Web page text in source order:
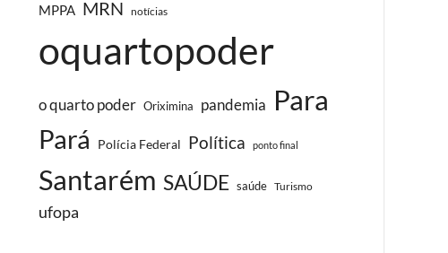
MPPA MRN notícias
oquartopoder
o quarto poder Oriximina pandemia Para
Pará Polícia Federal Política ponto final
Santarém SAÚDE saúde Turismo
ufopa